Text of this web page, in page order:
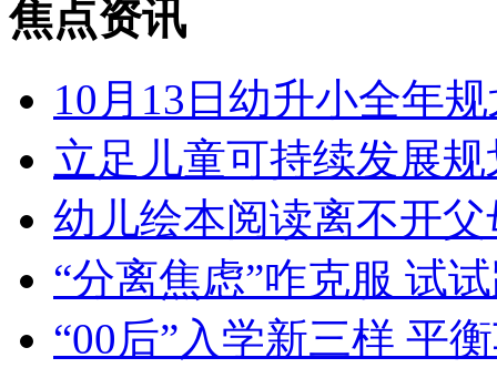
焦点资讯
10月13日幼升小全年
立足儿童可持续发展
幼儿绘本阅读离不开
“分离焦虑”咋克服 试
“00后”入学新三样 平